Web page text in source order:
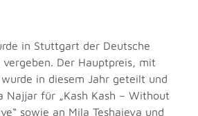
in Stuttgart der Deutsche
Der Hauptpreis, mit
in diesem Jahr geteilt und
Najjar für „Kash Kash – Without
sowie an Mila Teshaieva und